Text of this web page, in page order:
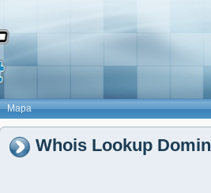
Mapa
Whois Lookup